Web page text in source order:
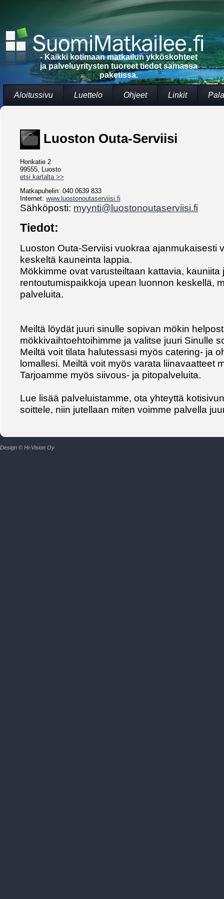
- Kaikki kotimaan matkailun ykköskohteet
ja palveluyritysten tuoreet tiedot samassa
paketissa.
Aloitussivu Luettelo Ohjeet Linkit
Luoston Outa-Serviisi
Honkatie 2
99555, Luosto
etsi kartalta >>
Matkapuhelin: 040 0639 833
Internet: www.luostonoutaserviisi.fi
Sähköposti: myynti@luostonoutaserviisi.fi
Tiedot:
Luoston Outa-Serviisi vuokraa ajanmukaisesti
keskeltä kauneinta lappia.
Mökkimme ovat varusteiltaan kattavia, kauniita
rentoutumispaikkoja upean luonnon keskellä,
palveluita.
Meiltä löydät juuri sinulle sopivan mökin
mökkivaihtoehtoihimme ja valitse juuri Sinulle
Meiltä voit tilata halutessasi myös catering- ja
lomallesi. Meiltä voit myös varata liinavaatteet
Tarjoamme myös siivous- ja pitopalveluita.
Lue lisää palveluistamme, ota yhteyttä
soittele, niin jutellaan miten voimme palvella
Design © Hi-Vision Oy